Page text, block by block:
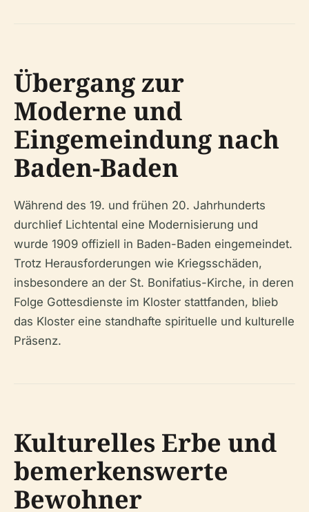
Übergang zur
Moderne und
Eingemeindung nach
Baden-Baden
Während des 19. und frühen 20. Jahrhunderts
durchlief Lichtental eine Modernisierung und
wurde 1909 offiziell in Baden-Baden eingemeindet.
Trotz Herausforderungen wie Kriegsschäden,
insbesondere an der St. Bonifatius-Kirche, in deren
Folge Gottesdienste im Kloster stattfanden, blieb
das Kloster eine standhafte spirituelle und kulturelle
Präsenz.
Kulturelles Erbe und
bemerkenswerte
Bewohner